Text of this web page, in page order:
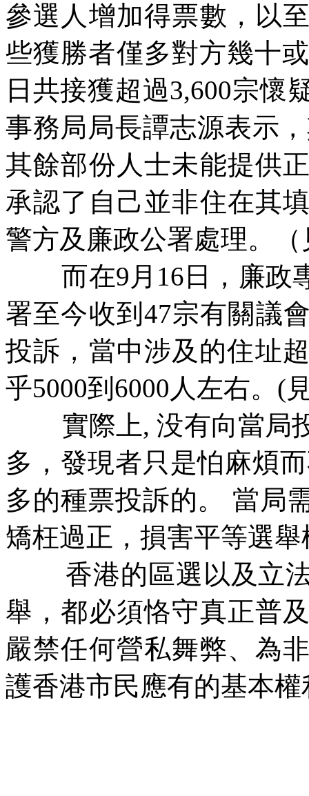
參選人增加得票數，以
些獲勝者僅多對方幾十
日共接獲超過3,600宗懷
事務局局長譚志源表示
其餘部份人士未能提供
承認了自己並非住在其
警方及廉政公署處理。（
而在9 月 16 日，廉政
署至今收到 47宗有關議
投訴，當中涉及的住址
乎5000到 6000 人左右。 (
實際上,没有向當局
多，發現者只是怕麻煩
多的種票投訴的。
當局
矯枉過正，損害平等選
香港的區選以及立
舉，都必須恪守真正普
嚴禁任何營私舞弊、為
護香港市民應有的基本權